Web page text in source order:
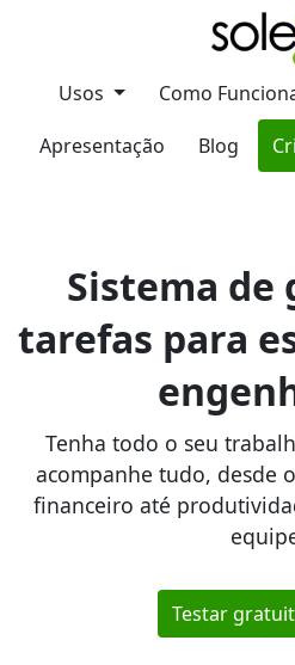
Usos Como
Apresentação
Blog
Sistema de
tarefas para
Tenha todo o seu
acompanhe tudo, desde
financeiro até
Testar